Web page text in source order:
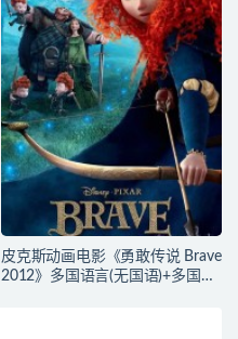
收藏版 720P/MKV/4.75G 动画片
头脑特工队下载
皮克斯动画电影《勇敢传说 Brave
2012》多国语言(无国语)+多国字